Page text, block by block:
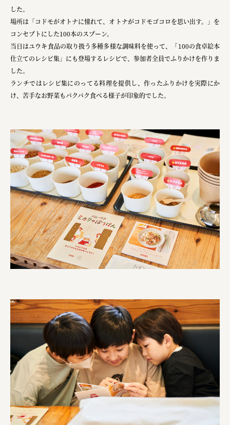
株式会社 京都産業振興センター
旭酒造株式会社
株式会社レリアン
日本出版販売株式会社
一般社団法人日本家具産業振興会、メッセフランクフ
株式会社 中華・高橋
株式会社ITC
オクズミ商事
学校法人加藤学園
横浜市
株式会社 未来ガ驚喜研究所
Panasonic
江東区
株式会社コスモスイニシア
株式会社亀屋万年堂
した。
場所は「コドモがオトナに憧れて、オトナがコドモゴコロを思い出す。」を
コンセプトにした100本のスプーン。
当日はユウキ食品の取り扱う多種多様な調味料を使って、「100の食卓絵本
仕立てのレシピ集」にも登場するレシピで、参加者全員でふりかけを作りま
した。
ランチではレシピ集にのってる料理を提供し、作ったふりかけを実際にか
け、苦手なお野菜もパクパク食べる様子が印象的でした。